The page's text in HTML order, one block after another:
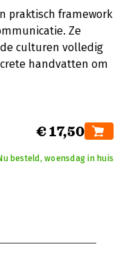
praktisch framework
Ze
culturen volledig
handvatten om
€ 17,50
besteld, woensdag in huis